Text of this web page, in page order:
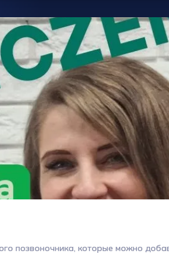
позвоночника, которые можно